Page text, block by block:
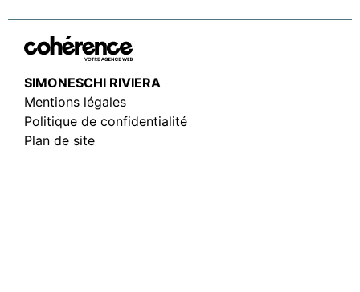
SIMONESCHI RIVIERA
Mentions légales
Politique de confidentialité
Plan de site